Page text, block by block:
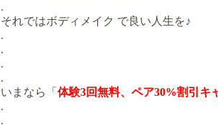
.
それではボディメイク で良い人生を♪
.
.
.
.
いまなら「 体験3回無料、ペア30%割引キ
.
.